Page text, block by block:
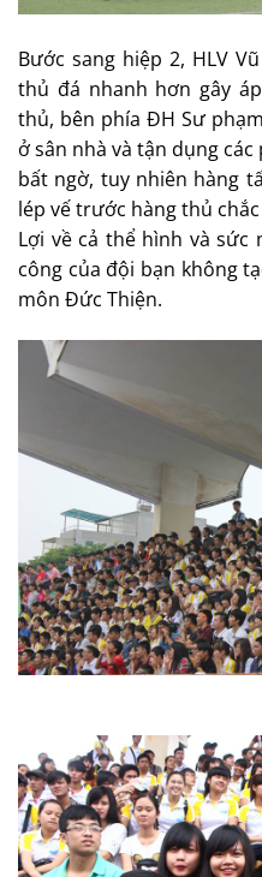
Bước sang hiệp 2, HLV
thủ đá nhanh hơn gây
thủ, bên phía ĐH Sư
ở sân nhà và tận dụng
bất ngờ, tuy nhiên hàng
lép vế trước hàng thủ
Lợi về cả thể hình và sức
công của đội bạn không
môn Đức Thiện.